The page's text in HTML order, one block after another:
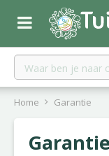
r
Home Garantie